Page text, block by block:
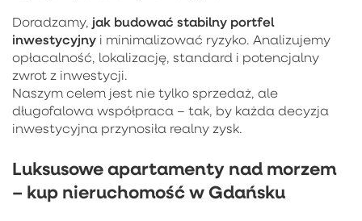
Doradzamy, jak budować stabilny portfel
inwestycyjny i minimalizować ryzyko. Analizujemy
opłacalność, lokalizację, standard i potencjalny
zwrot z inwestycji.
Naszym celem jest nie tylko sprzedaż, ale
długofalowa współpraca – tak, by każda decyzja
inwestycyjna przynosiła realny zysk.
Luksusowe apartamenty nad morzem
– kup nieruchomość w Gdańsku